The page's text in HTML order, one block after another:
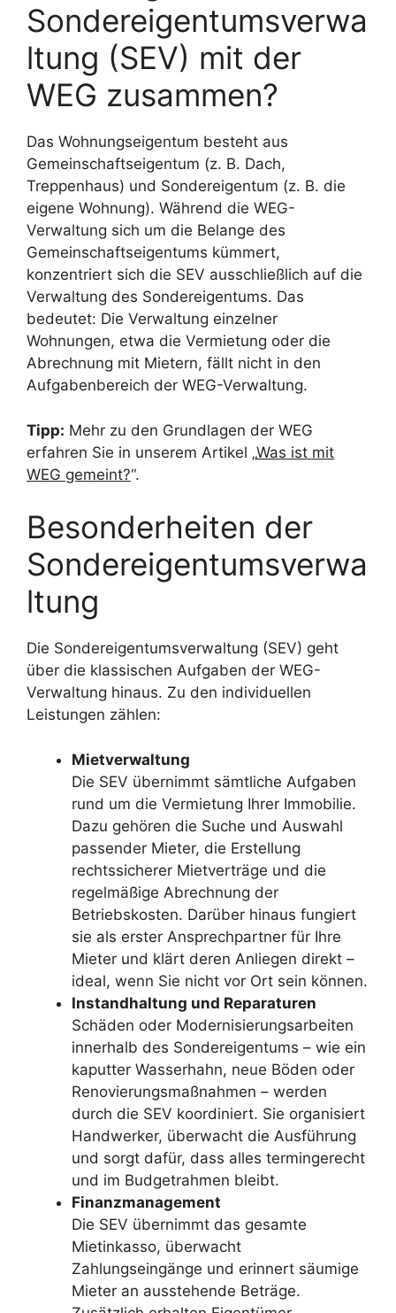
Sondereigentumsverwa
ltung (SEV) mit der
WEG zusammen?
Das Wohnungseigentum besteht aus
Gemeinschaftseigentum (z. B. Dach,
Treppenhaus) und Sondereigentum (z. B. die
eigene Wohnung). Während die WEG-
Verwaltung sich um die Belange des
Gemeinschaftseigentums kümmert,
konzentriert sich die SEV ausschließlich auf die
Verwaltung des Sondereigentums. Das
bedeutet: Die Verwaltung einzelner
Wohnungen, etwa die Vermietung oder die
Abrechnung mit Mietern, fällt nicht in den
Aufgabenbereich der WEG-Verwaltung.
Tipp: Mehr zu den Grundlagen der WEG
erfahren Sie in unserem Artikel „Was ist mit
WEG gemeint?“.
Besonderheiten der
Sondereigentumsverwa
ltung
Die Sondereigentumsverwaltung (SEV) geht
über die klassischen Aufgaben der WEG-
Verwaltung hinaus. Zu den individuellen
Leistungen zählen:
Mietverwaltung
Die SEV übernimmt sämtliche Aufgaben
rund um die Vermietung Ihrer Immobilie.
Dazu gehören die Suche und Auswahl
passender Mieter, die Erstellung
rechtssicherer Mietverträge und die
regelmäßige Abrechnung der
Betriebskosten. Darüber hinaus fungiert
sie als erster Ansprechpartner für Ihre
Mieter und klärt deren Anliegen direkt –
ideal, wenn Sie nicht vor Ort sein können.
Instandhaltung und Reparaturen
Schäden oder Modernisierungsarbeiten
innerhalb des Sondereigentums – wie ein
kaputter Wasserhahn, neue Böden oder
Renovierungsmaßnahmen – werden
durch die SEV koordiniert. Sie organisiert
Handwerker, überwacht die Ausführung
und sorgt dafür, dass alles termingerecht
und im Budgetrahmen bleibt.
Finanzmanagement
Die SEV übernimmt das gesamte
Mietinkasso, überwacht
Zahlungseingänge und erinnert säumige
Mieter an ausstehende Beträge.